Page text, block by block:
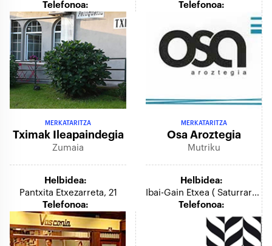
Telefonoa:
Telefonoa:
MERKATARITZA
Tximak Ileapaindegia
Zumaia
Helbidea:
Pantxita Etxezarreta, 21
Telefonoa:
MERKATARITZA
Osa Aroztegia
Mutriku
Helbidea:
Ibai-Gain Etxea ( Saturraran Azuoa)
Telefonoa: